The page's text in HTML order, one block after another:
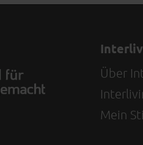
Über
Mein